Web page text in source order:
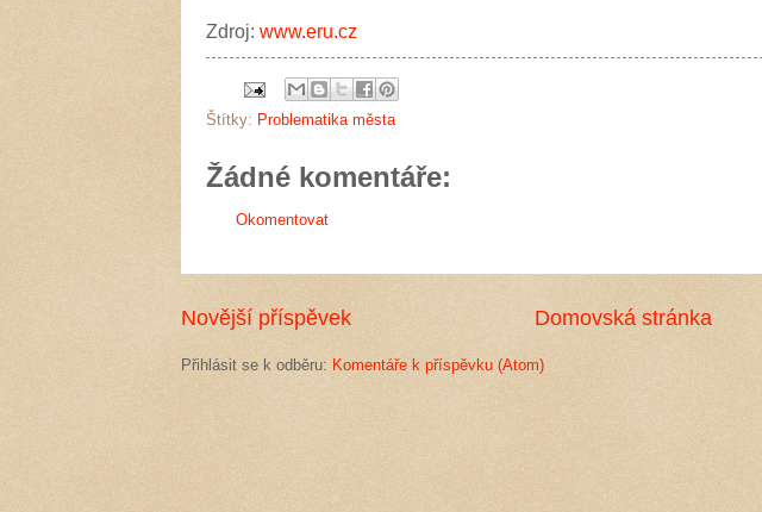
Zdroj: www.eru.cz
Štítky: Problematika města
Žádné komentáře:
Okomentovat
Novější příspěvek Domovská stránka
Přihlásit se k odběru: Komentáře k příspěvku (Atom)